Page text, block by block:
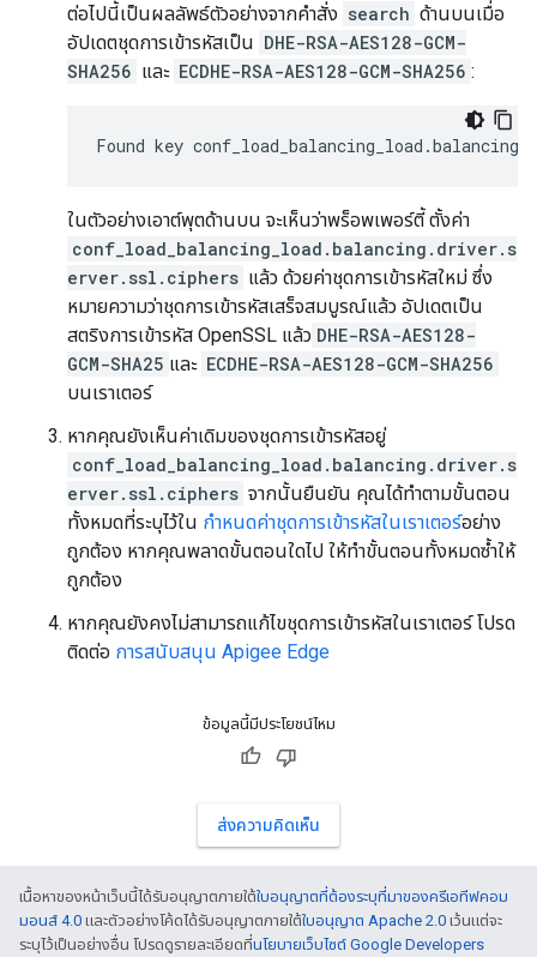
ต่อไปนี้เป็นผลลัพธ์ตัวอย่างจากคำสั่ง search ด้านบนเมื่อ
อัปเดตชุดการเข้ารหัสเป็น DHE-RSA-AES128-GCM-
SHA256 และ ECDHE-RSA-AES128-GCM-SHA256 :
Found key conf_load_balancing_load .balancing
ในตัวอย่างเอาต์พุตด้านบน จะเห็นว่าพร็อพเพอร์ตี้ ตั้งค่า
conf_load_balancing_load.balancing.driver.s
erver.ssl.ciphers แล้ว ด้วยค่าชุดการเข้ารหัสใหม่ ซึ่ง
หมายความว่าชุดการเข้ารหัสเสร็จสมบูรณ์แล้ว อัปเดตเป็น
สตริงการเข้ารหัส OpenSSL แล้ว DHE-RSA-AES128-
GCM-SHA25 และ ECDHE-RSA-AES128-GCM-SHA256
บนเราเตอร์
หากคุณยังเห็นค่าเดิมของชุดการเข้ารหัสอยู่
conf_load_balancing_load.balancing.driver.s
erver.ssl.ciphers จากนั้นยืนยัน คุณได้ทำตามขั้นตอน
ทั้งหมดที่ระบุไว้ใน กำหนดค่าชุดการเข้ารหัสในเราเตอร์อย่าง
ถูกต้อง หากคุณพลาดขั้นตอนใดไป ให้ทำขั้นตอนทั้งหมดซ้ำให้
ถูกต้อง
หากคุณยังคงไม่สามารถแก้ไขชุดการเข้ารหัสในเราเตอร์ โปรด
ติดต่อ การสนับสนุน Apigee Edge
ข้อมูลนี้มีประโยชน์ไหม
ส่งความคิดเห็น
เนื้อหาของหน้าเว็บนี้ได้รับอนุญาตภายใต้ใบอนุญาตที่ต้องระบุที่มาของครีเอทีฟคอม
มอนส์ 4.0 และตัวอย่างโค้ดได้รับอนุญาตภายใต้ใบอนุญาต Apache 2.0 เว้นแต่จะ
ระบุไว้เป็นอย่างอื่น โปรดดูรายละเอียดที่นโยบายเว็บไซต์ Google Developers